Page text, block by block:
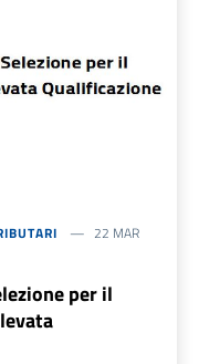
22 MAR
per il